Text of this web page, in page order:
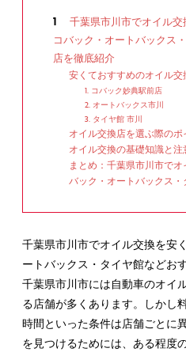
1
千葉県市川市でオイル
コバック・オートバックス
店を徹底紹介
安くておすすめのオイル交
1. コバック妙典駅前店
2. オートバックス市川
3. タイヤ館 市川
オイル交換店を選ぶ際のポ
オイル交換の基礎知識と注
まとめ：千葉県市川市で
バック・オートバックス・
千葉県市川市でオイル交換を安
ートバックス・タイヤ館などお
千葉県市川市には自動車のオイ
る店舗が多くあります。しかし
時間といった条件は店舗ごとに
を見つけるためには、ある程度